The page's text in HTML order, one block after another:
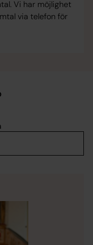
Vi har möjlighet
via telefon för